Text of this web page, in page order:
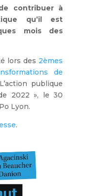
contribuer à
qu’il est
mois des
lors des 2èmes
de
publique
2022 », le 30
Lyon.
.